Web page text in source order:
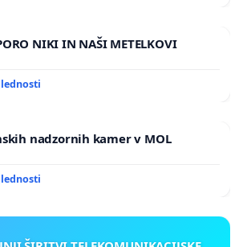
NIKI IN NAŠI METELKOVI
nadzornih kamer v MOL